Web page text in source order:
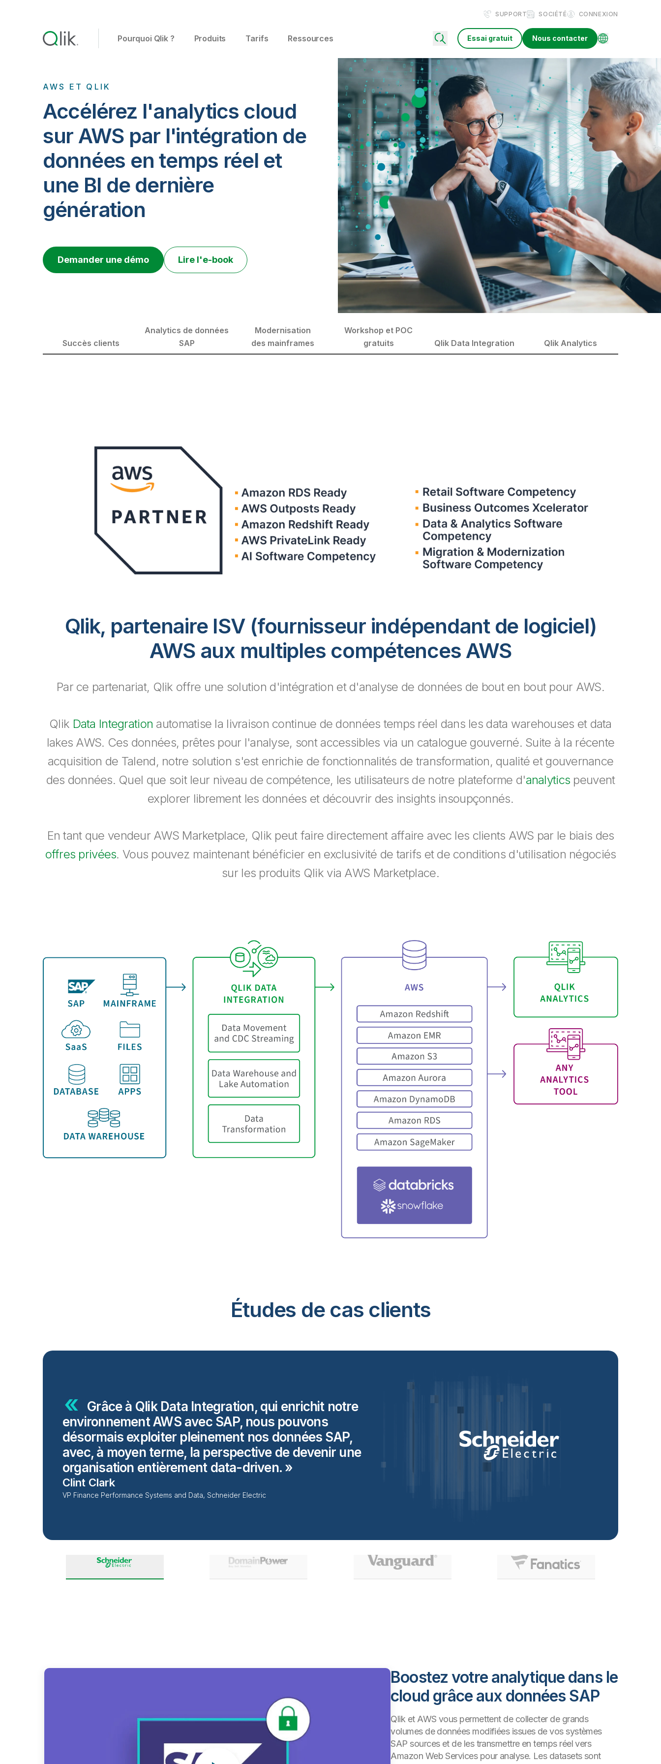
SUPPORT SOCIÉTÉ CONNEXION
Pourquoi Qlik ? Produits Tarifs Ressources Essai gratuit Nous contacter
AWS ET QLIK
Accélérez l'analytics cloud
sur AWS par l'intégration de
données en temps réel et
une BI de dernière
génération
Demander une démo Lire l'e-book
Succès clients
Analytics de données
SAP
Modernisation
des mainframes
Workshop et POC
gratuits
Qlik Data Integration Qlik Analytics
Qlik, partenaire ISV (fournisseur indépendant de logiciel)
AWS aux multiples compétences AWS
Par ce partenariat, Qlik offre une solution d'intégration et d'analyse de données de bout en bout pour AWS.
Qlik Data Integration automatise la livraison continue de données temps réel dans les data warehouses et data
lakes AWS. Ces données, prêtes pour l'analyse, sont accessibles via un catalogue gouverné. Suite à la récente
acquisition de Talend, notre solution s'est enrichie de fonctionnalités de transformation, qualité et gouvernance
des données. Quel que soit leur niveau de compétence, les utilisateurs de notre plateforme d'analytics peuvent
explorer librement les données et découvrir des insights insoupçonnés.
En tant que vendeur AWS Marketplace, Qlik peut faire directement affaire avec les clients AWS par le biais des
offres privées. Vous pouvez maintenant bénéficier en exclusivité de tarifs et de conditions d'utilisation négociés
sur les produits Qlik via AWS Marketplace.
Études de cas clients
Grâce à Qlik Data Integration, qui enrichit notre
environnement AWS avec SAP, nous pouvons
désormais exploiter pleinement nos données SAP,
avec, à moyen terme, la perspective de devenir une
organisation entièrement data-driven.
Clint Clark
VP Finance Performance Systems and Data, Schneider Electric
Boostez votre analytique dans le
cloud grâce aux données SAP
Qlik et AWS vous permettent de collecter de grands
volumes de données modifiées issues de vos systèmes
SAP sources et de les transmettre en temps réel vers
Amazon Web Services pour analyse. Les datasets sont